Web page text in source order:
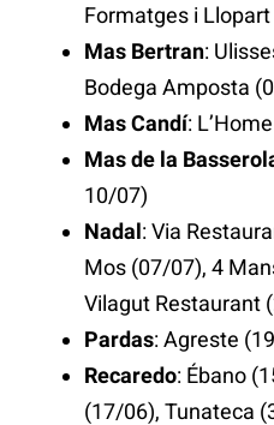
Formatges i
Mas Bertran:
Bodega Amposta
Mas Candí:
Mas de la
10/07)
Nadal: Via
Mos (07/07), 4
Vilagut Restaurant
Pardas: Agreste
Recaredo: Ébano
(17/06), Tunateca